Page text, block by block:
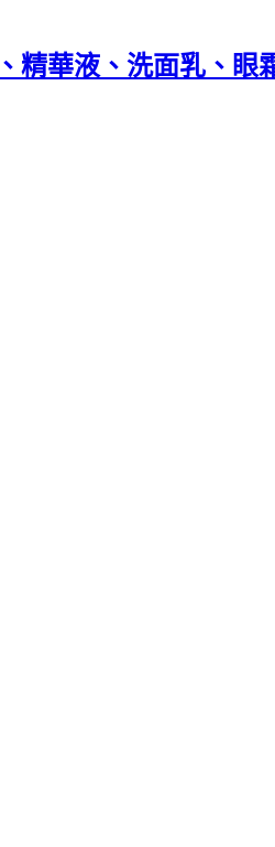
精華液、洗面乳、